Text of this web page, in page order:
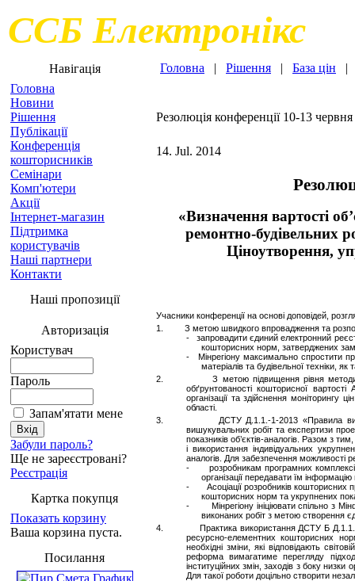
ССБ Електронікс
Навігація
Головна
Новини
Рішення
Публікації
Конференція
кошторисників
Семінари
Комп'ютери
Акції
Інтернет-магазин
Підтримка
користувачів
Наші партнери
Контакти
Наші пропозиції
Авторизація
Користувач
Пароль
Запам'ятати мене
Забули пароль?
Ще не зареєстровані?
Реєстрація
Картка покупця
Показать корзину
Ваша корзина пуста.
Посилання
Головна | Рішення | База цін
Резолюція конференції 10-13
14. Jul. 2014
«Визначення вартості
ремонтно-будівельних
Ціноутворення,
Учасники конференції на основі доповідей,
1. З метою швидкого впровадження та
- запровадити єдиний електронний
кошторисних норм, затверджених
- Мінрегіону максимально спростити
матеріалів та будівельної техніки,
2.
З метою підвищення рівня
обґрунтованості кошторисної
організації та здійснення моніторингу
області.
3.
ДСТУ Д.1.1.-1-2013 «Правила
вишукувальних робіт та експертизи
показників об’єктів-аналогів. Разом з
і використання індивідуальних
аналогів. Для забезпечення можливості
-
розробникам програмних
організації передавати їм
-
Асоціації розробників
кошторисних норм та укрупнених
-
Мінрегіону ініціювати спільно з
виконаних робіт з метою створення
4.
Практика використання ДСТУ Б
ресурсно-елементних кошторисних
необхідні зміни, які відповідають
реформа вимагатиме перегляду
інституційних змін, заходів з боку низки
Для такої роботи доцільно створити